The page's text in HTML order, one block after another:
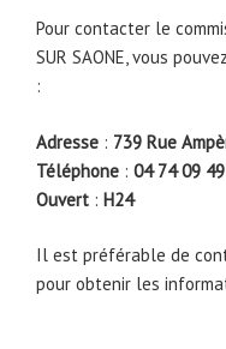
Pour contacter le
SUR SAONE, vous
:
Adresse : 739 Rue
Téléphone : 04 74 09
Ouvert : H24
Il est préférable de
pour obtenir les